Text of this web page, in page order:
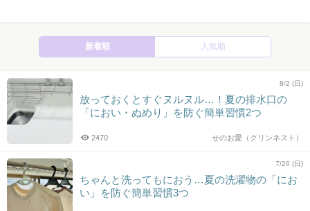
新着順 人気順
8/2 (日)
放っておくとすぐヌルヌル…！夏の排水口の
「におい・ぬめり」を防ぐ簡単習慣2つ
せのお愛（クリンネスト）
2470
7/26 (日)
ちゃんと洗ってもにおう…夏の洗濯物の「にお
い」を防ぐ簡単習慣3つ